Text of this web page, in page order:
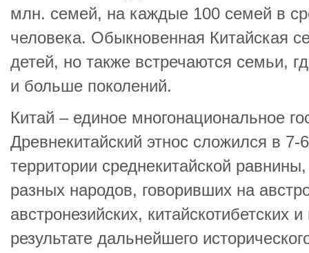
млн. семей, на каждые 100 семей в
человека. Обыкновенная Китайская
детей, но также встречаются семьи,
и больше поколений.
Китай – единое многонациональное
Древнекитайский этнос сложился в 7-
территории среднекитайской
разных народов, говоривших на
австронезийских, китайскотибетских
результате дальнейшего